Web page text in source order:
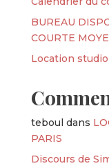
BUREAU
COURTE
Location
teboul dans
PARIS
Discours de